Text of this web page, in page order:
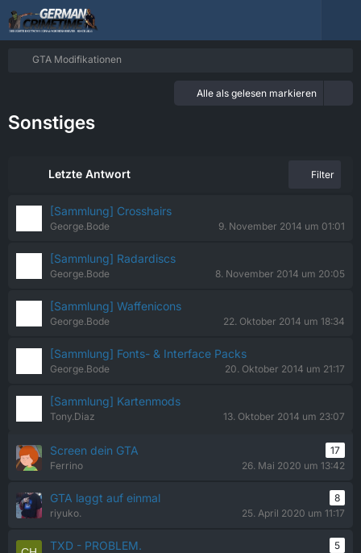
GTA Modifikationen
Alle als gelesen markieren
Sonstiges
Letzte Antwort Filter
[Sammlung] Crosshairs
George.Bode 9. November 2014 um 01:01
[Sammlung] Radardiscs
George.Bode 8. November 2014 um 20:05
[Sammlung] Waffenicons
George.Bode 22. Oktober 2014 um 18:34
[Sammlung] Fonts- & Interface Packs
George.Bode 20. Oktober 2014 um 21:17
[Sammlung] Kartenmods
Tony.Diaz 13. Oktober 2014 um 23:07
Screen dein GTA
17
Ferrino
26. Mai 2020 um 13:42
GTA laggt auf einmal
8
riyuko.
25. April 2020 um 11:17
TXD - PROBLEM.
5